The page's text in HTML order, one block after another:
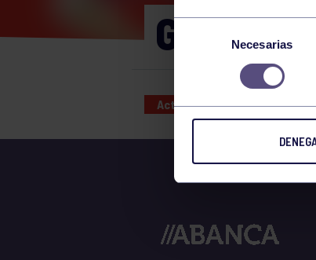
Selección
consentimiento
Necesarias
GAP
Actividades deportivas